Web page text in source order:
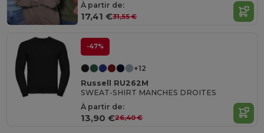
À partir de:
17,41 €31,55 €
-47%
+12
Russell RU262M
SWEAT-SHIRT MANCHES DROITES
À partir de:
13,90 €26,40 €